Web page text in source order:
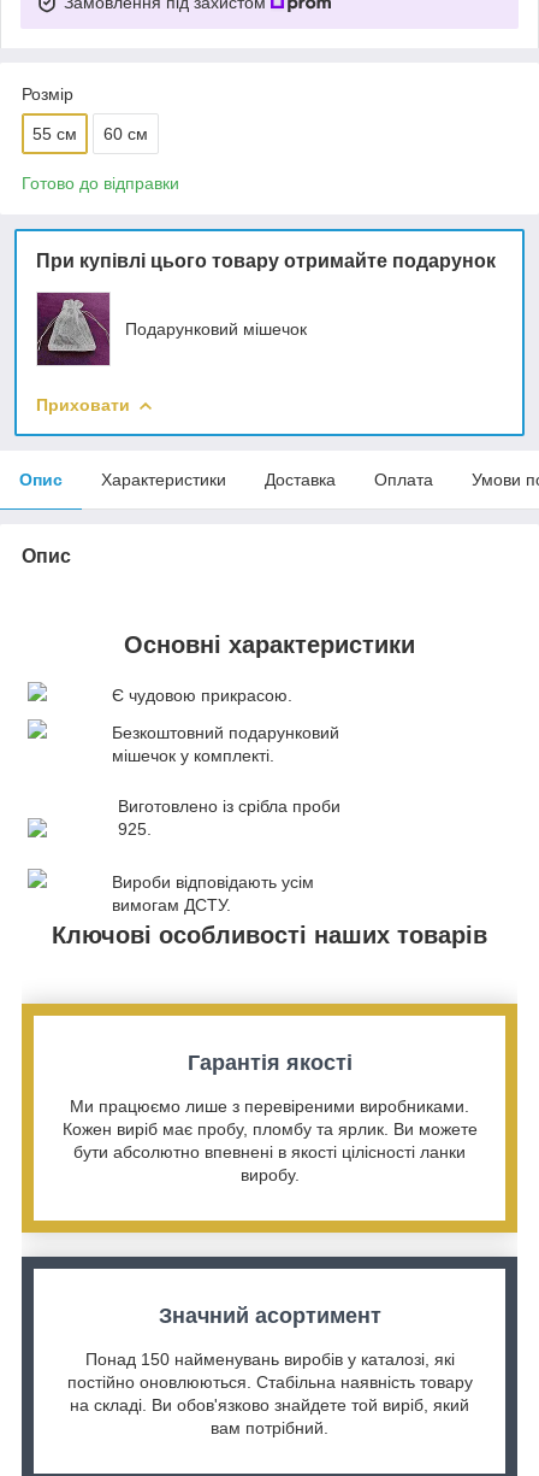
Розмір
55 см 60 см
Готово до відправки
При купівлі цього товару отримайте подарунок
Подарунковий мішечок
Приховати
Опис Характеристики Доставка Оплата Умови
Опис
Основні характеристики
Є чудовою прикрасою.
Безкоштовний подарунковий
мішечок у комплекті.
Виготовлено із срібла проби
925.
Вироби відповідають усім
вимогам ДСТУ.
Ключові особливості наших товарів
Гарантія якості
Ми працюємо лише з перевіреними виробниками.
Кожен виріб має пробу, пломбу та ярлик. Ви можете
бути абсолютно впевнені в якості цілісності ланки
виробу.
Значний асортимент
Понад 150 найменувань виробів у каталозі, які
постійно оновлюються. Стабільна наявність товару
на складі. Ви обов'язково знайдете той виріб, який
вам потрібний.